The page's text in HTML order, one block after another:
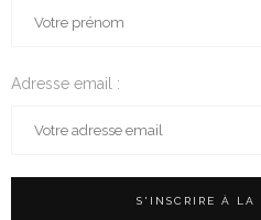
Adresse email :